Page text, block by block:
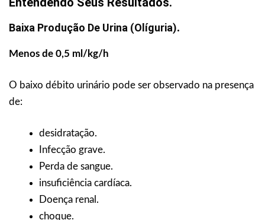
Baixa Produção De Urina (olíguria).
Menos de 0,5 ml/kg/h
O baixo débito urinário pode ser observado na presença
de:
desidratação.
Infecção grave.
Perda de sangue.
insuficiência cardíaca.
Doença renal.
choque.